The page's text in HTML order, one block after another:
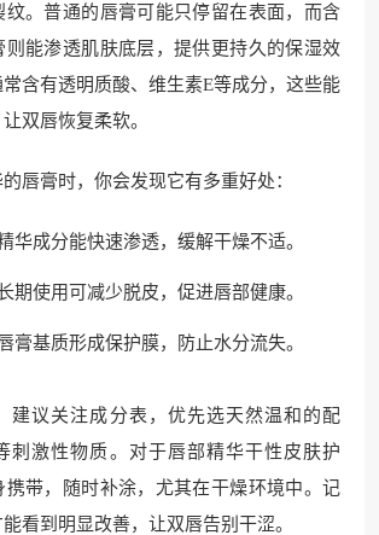
纹。普通的唇膏可能只停留在表面，而含
则能渗透肌肤底层，提供更持久的保湿效
含有透明质酸、维生素E等成分，这些能
双唇恢复柔软。
唇膏时，你会发现它有多重好处：
华成分能快速渗透，缓解干燥不适。
期使用可减少脱皮，促进唇部健康。
膏基质形成保护膜，防止水分流失。
建议关注成分表，优先选天然温和的配
刺激性物质。对于唇部精华干性皮肤护
携带，随时补涂，尤其在干燥环境中。记
看到明显改善，让双唇告别干涩。